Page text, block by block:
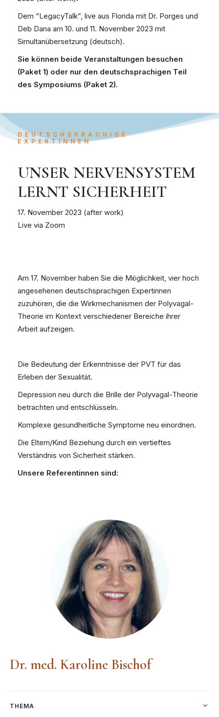
Dem “LegacyTalk”, live aus Florida mit Dr. Porges und
Deb Dana am 10. und 11. November 2023 mit
Simultanübersetzung (deutsch).
Sie können beide Veranstaltungen besuchen
(Paket 1) oder nur den deutschsprachigen Teil
des Symposiums (Paket 2).
DEUTSCHSPRACHIGE
EXPERTINNEN
UNSER NERVENSYSTEM
LERNT SICHERHEIT
17. November 2023 (after work)
Live via Zoom
Am 17. November haben Sie die Möglichkeit, vier hoch
angesehenen deutschsprachigen Expertinnen
zuzuhören, die die Wirkmechanismen der Polyvagal-
Theorie im Kontext verschiedener Bereiche ihrer
Arbeit aufzeigen.
Die Bedeutung der Erkenntnisse der PVT für das
Erleben der Sexualität.
Depression neu durch die Brille der Polyvagal-Theorie
betrachten und entschlüsseln.
Komplexe gesundheitliche Symptome neu einordnen.
Die Eltern/Kind Beziehung durch ein vertieftes
Verständnis von Sicherheit stärken.
Unsere Referentinnen sind:
Dr. med. Karoline Bischof
THEMA